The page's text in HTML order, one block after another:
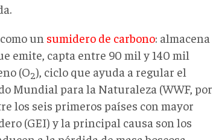
un sumidero de carbono: almacena
emite, capta entre 90 mil y 140 mil
(O2), ciclo que ayuda a regular el
Mundial para la Naturaleza (WWF, por
los seis primeros países con mayor
(GEI) y la principal causa son los